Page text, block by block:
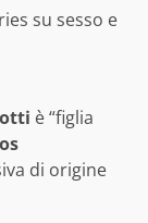
su sesso e
è “figlia
di origine